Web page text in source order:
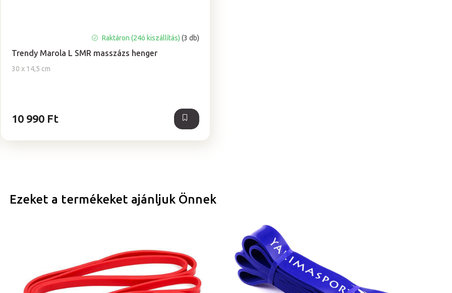
Trendy Marola L SMR masszázs henger
30 x 14,5 cm
termék
átlagos
értékelése
Raktáron (24ó kiszállítás) (3 db)
10 990 Ft
Ezeket a termékeket ajánljuk Önnek